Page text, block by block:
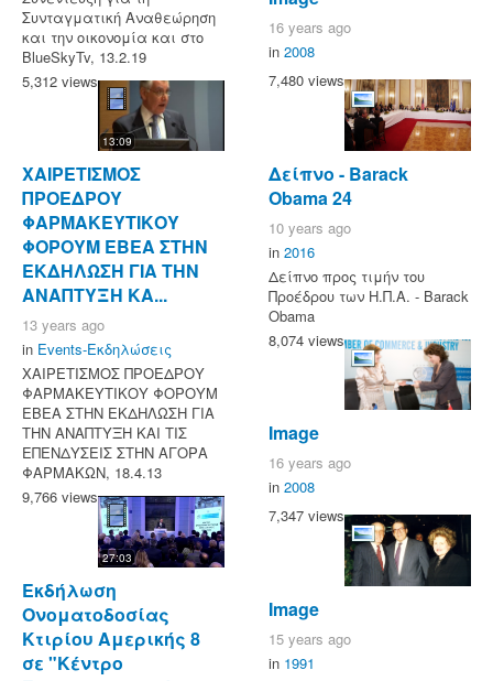
Συνταγματική Αναθεώρηση
και την οικονομία και στο
BlueSkyTv, 13.2.19
5,312 views
13:09
ΧΑΙΡΕΤΙΣΜΟΣ
ΠΡΟΕΔΡΟΥ
ΦΑΡΜΑΚΕΥΤΙΚΟΥ
ΦΟΡΟΥΜ ΕΒΕΑ ΣΤΗΝ
ΕΚΔΗΛΩΣΗ ΓΙΑ ΤΗΝ
ΑΝΑΠΤΥΞΗ ΚΑ...
13 years ago
in Events-Εκδηλώσεις
ΧΑΙΡΕΤΙΣΜΟΣ ΠΡΟΕΔΡΟΥ
ΦΑΡΜΑΚΕΥΤΙΚΟΥ ΦΟΡΟΥΜ
ΕΒΕΑ ΣΤΗΝ ΕΚΔΗΛΩΣΗ ΓΙΑ
ΤΗΝ ΑΝΑΠΤΥΞΗ ΚΑΙ ΤΙΣ
ΕΠΕΝΔΥΣΕΙΣ ΣΤΗΝ ΑΓΟΡΑ
ΦΑΡΜΑΚΩΝ, 18.4.13
9,766 views
27:03
Eκδήλωση
Ονοματοδοσίας
Κτιρίου Αμερικής 8
σε "Κέντρο
16 years ago
in 2008
7,480 views
Δείπνο - Barack
Obama 24
10 years ago
in 2016
Δείπνο προς τιμήν του
Προέδρου των Η.Π.Α. - Barack
Obama
8,074 views
Image
16 years ago
in 2008
7,347 views
Image
15 years ago
in 1991